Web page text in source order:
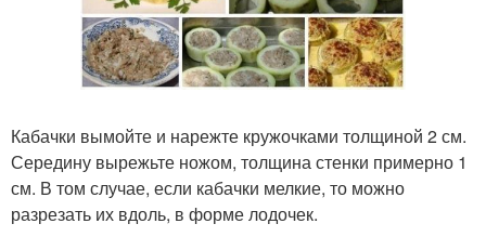
Кабачки вымойте и нарежте кружочками толщиной 2 см.
Середину вырежьте ножом, толщина стенки примерно 1
см. В том случае, если кабачки мелкие, то можно
разрезать их вдоль, в форме лодочек.